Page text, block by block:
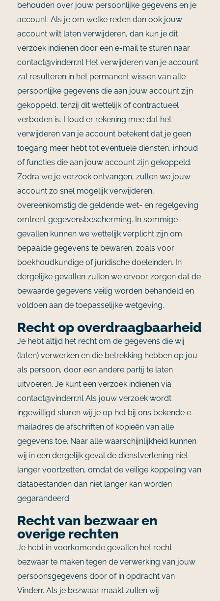
behouden over jouw persoonlijke gegevens en je
account. Als je om welke reden dan ook jouw
account wilt laten verwijderen, dan kun je dit
verzoek indienen door een e-mail te sturen naar
contact@vinderr.nl Het verwijderen van je account
zal resulteren in het permanent wissen van alle
persoonlijke gegevens die aan jouw account zijn
gekoppeld, tenzij dit wettelijk of contractueel
verboden is. Houd er rekening mee dat het
verwijderen van je account betekent dat je geen
toegang meer hebt tot eventuele diensten, inhoud
of functies die aan jouw account zijn gekoppeld.
Zodra we je verzoek ontvangen, zullen we jouw
account zo snel mogelijk verwijderen,
overeenkomstig de geldende wet- en regelgeving
omtrent gegevensbescherming. In sommige
gevallen kunnen we wettelijk verplicht zijn om
bepaalde gegevens te bewaren, zoals voor
boekhoudkundige of juridische doeleinden. In
dergelijke gevallen zullen we ervoor zorgen dat de
bewaarde gegevens veilig worden behandeld en
voldoen aan de toepasselijke wetgeving.
Recht op overdraagbaarheid
Je hebt altijd het recht om de gegevens die wij
(laten) verwerken en die betrekking hebben op jou
als persoon, door een andere partij te laten
uitvoeren. Je kunt een verzoek indienen via
contact@vinderr.nl Als jouw verzoek wordt
ingewilligd sturen wij je op het bij ons bekende e-
mailadres de afschriften of kopieën van alle
gegevens toe. Naar alle waarschijnlijkheid kunnen
wij in een dergelijk geval de dienstverlening niet
langer voortzetten, omdat de veilige koppeling van
databestanden dan niet langer kan worden
gegarandeerd.
Recht van bezwaar en
overige rechten
Je hebt in voorkomende gevallen het recht
bezwaar te maken tegen de verwerking van jouw
persoonsgegevens door of in opdracht van
Vinderr. Als je bezwaar maakt zullen wij